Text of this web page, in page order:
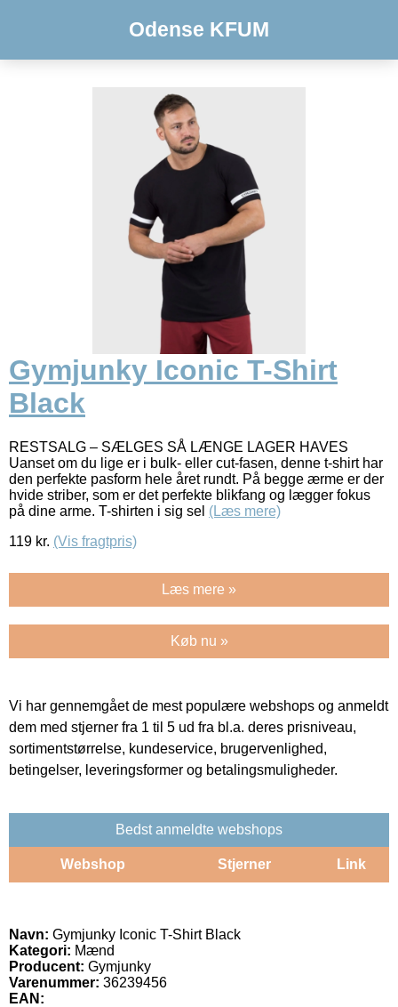
Odense KFUM
Gymjunky Iconic T-Shirt
Black
RESTSALG – SÆLGES SÅ LÆNGE LAGER HAVES
Uanset om du lige er i bulk- eller cut-fasen, denne t-shirt har
den perfekte pasform hele året rundt. På begge ærme er der
hvide striber, som er det perfekte blikfang og lægger fokus
på dine arme. T-shirten i sig sel (Læs mere)
119 kr. (Vis fragtpris)
Læs mere »
Køb nu »
Vi har gennemgået de mest populære webshops og anmeldt
dem med stjerner fra 1 til 5 ud fra bl.a. deres prisniveau,
sortimentstørrelse, kundeservice, brugervenlighed,
betingelser, leveringsformer og betalingsmuligheder.
Bedst anmeldte webshops
Webshop Stjerner Link
Navn: Gymjunky Iconic T-Shirt Black
Kategori: Mænd
Producent: Gymjunky
Varenummer: 36239456
EAN: